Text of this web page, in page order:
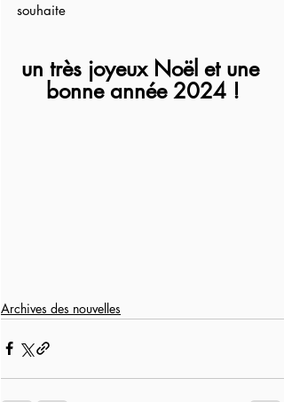
souhaite
un très joyeux Noël et une
bonne année 2024 !
Archives des nouvelles